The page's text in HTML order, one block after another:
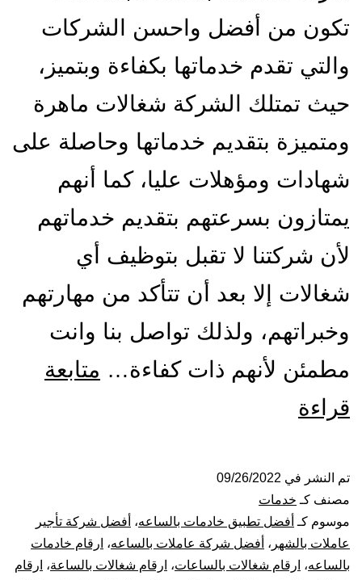
تكون من أفضل واحسن الشركات
والتي تقدم خدماتها بكفاءة وبتميز،
حيث تمتلك الشركة شغالات ماهرة
ومتميزة بتقديم خدماتها وحاصلة على
شهادات ومؤهلات عليا، كما أنهم
يمتازون بسرعتهم بتقديم خدماتهم
لأن شركتنا لا تقبل بتوظيف أي
شغالات إلا بعد أن تتأكد من مهارتهم
وخبراتهم، ولذلك تواصل بنا وانت
مطمئن لأنهم ذات كفاءة… متابعة
قراءة
بالساعة
بالطائف
تم النشر في 09/26/2022
مصنف كـ خدمات
موسوم كـ أفضل تطبيق خادمات بالساعه، أفضل شركة تأجير
عاملات بالشهر ، أفضل شركة عاملات بالساعه، ارقام خادمات
بالساعه، ارقام شغالات بالساعات، ارقام شغالات بالساعة، ارقام